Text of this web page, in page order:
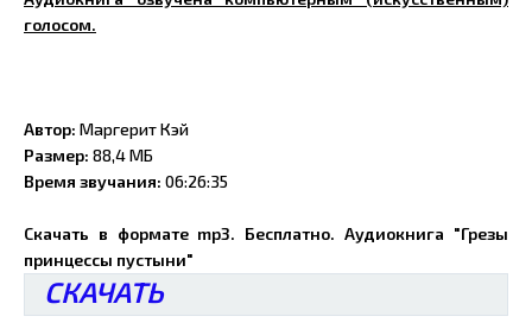
голосом.
Автор: Маргерит Кэй
Размер: 88,4 МБ
Время звучания: 06:26:35
Скачать в формате mp3. Бесплатно. Аудиокнига "Грезы
принцессы пустыни"
СКАЧАТЬ